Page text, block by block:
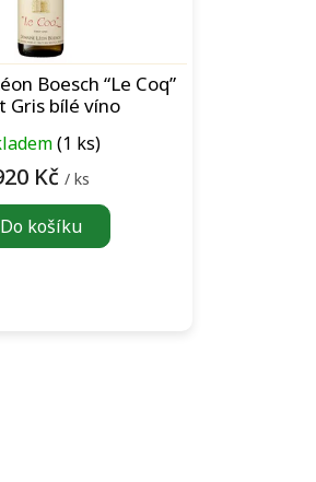
Boesch “Le Coq”
Gris bílé víno
(1 ks)
Kč/ ks
Do košíku